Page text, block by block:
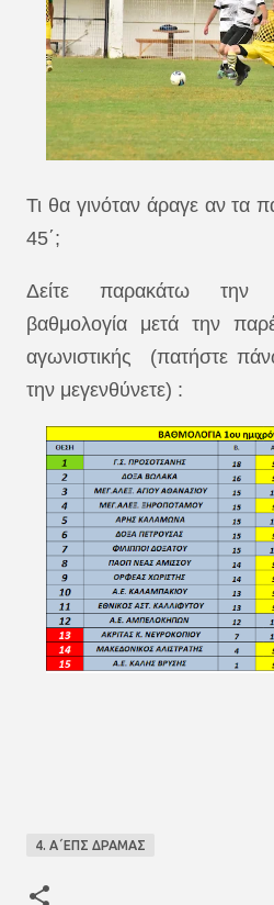
Τι θα γινόταν άραγε αν τα
45΄;
Δείτε παρακάτω την
βαθμολογία μετά την
αγωνιστικής (πατήστε
την μεγενθύνετε) :
4. Α΄ΕΠΣ ΔΡΑΜΑΣ